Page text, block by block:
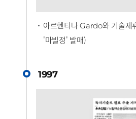
아르헨티나Gardo와 기술제
'마빌정' 발매)
1997